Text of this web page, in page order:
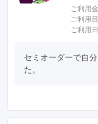
ご利用
ご利用
ご利用
セミオーダーで自
た。